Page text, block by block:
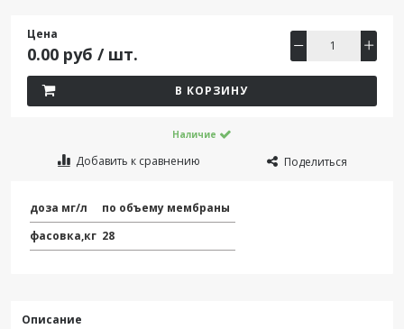
Цена
0.00 руб / шт.
В КОРЗИНУ
Наличие
Добавить к сравнению Поделиться
доза мг/л
по объему мембраны
фасовка,кг 28
Описание